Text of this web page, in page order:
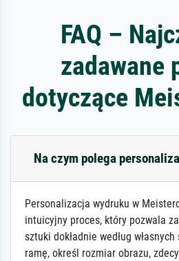
FAQ –
zadawane
dotyczące
Na czym polega
Personalizacja wydruku w
intuicyjny proces, który pozwala
sztuki dokładnie według
ramę, określ rozmiar obrazu,